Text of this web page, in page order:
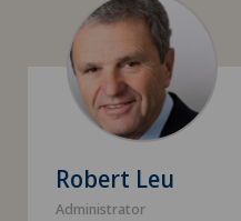
Robert Leu
Administrator